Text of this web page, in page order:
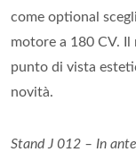
come optional
motore a 180 CV. Il
punto di vista
novità.
Stand J 012 – In